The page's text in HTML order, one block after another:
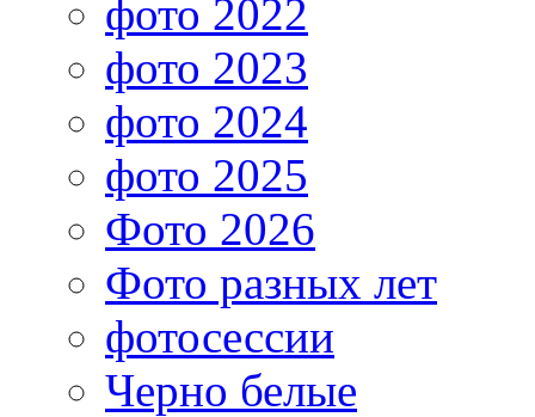
фото 2022
фото 2023
фото 2024
фото 2025
Фото 2026
Фото разных лет
фотосессии
Черно белые